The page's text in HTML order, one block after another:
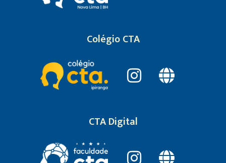
Colégio CTA
CTA Digital